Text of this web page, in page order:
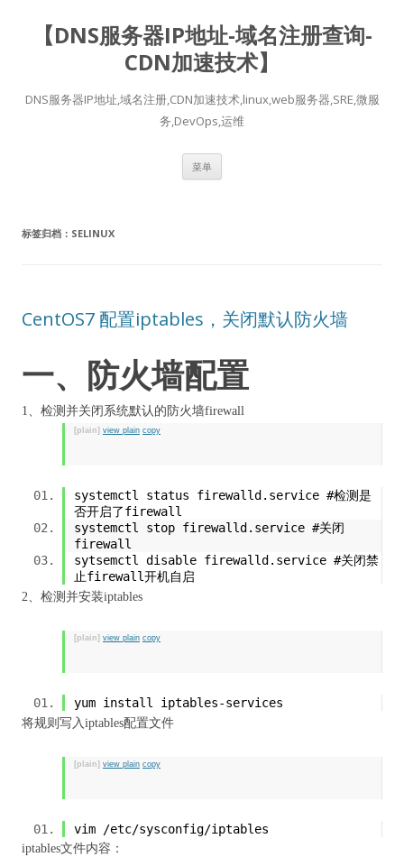
【DNS服务器IP地址-域名注册查询-
CDN加速技术】
DNS服务器IP地址,域名注册,CDN加速技术,linux,web服务器,SRE,微服
务,DevOps,运维
菜单
标签归档： SELINUX
CentOS7 配置iptables，关闭默认防火墙
一、防火墙配置
1、检测并关闭系统默认的防火墙firewall
[plain] view plain copy
systemctl status firewalld.service #检测是
否开启了firewall
systemctl stop firewalld.service #关闭
firewall
sytsemctl disable firewalld.service #关闭禁
止firewall开机自启
2、检测并安装iptables
[plain] view plain copy
yum install iptables-services
将规则写入iptables配置文件
[plain] view plain copy
vim /etc/sysconfig/iptables
iptables文件内容：